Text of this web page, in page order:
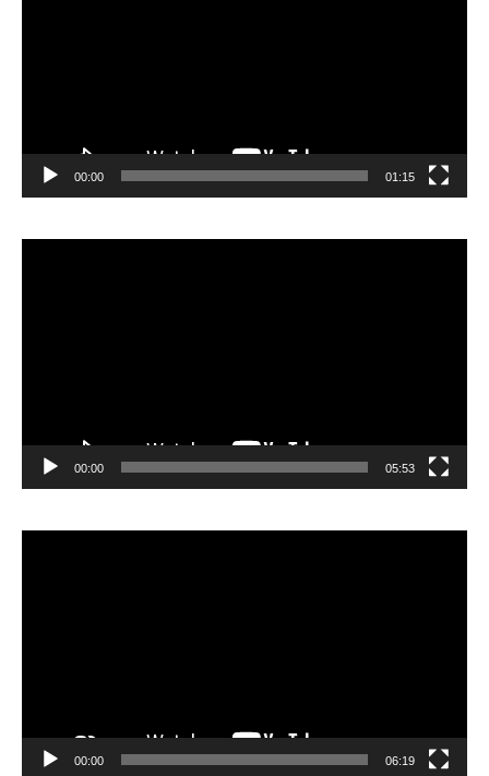
00:00 01:15
00:00 05:53
00:00 06:19